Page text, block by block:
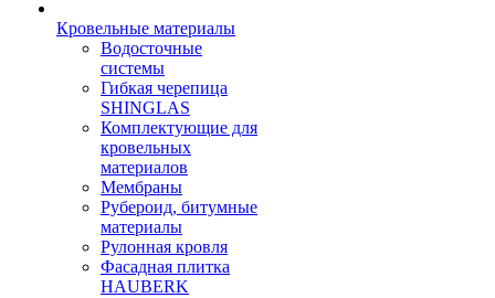
Кровельные материалы
Водосточные
системы
Гибкая черепица
SHINGLAS
Комплектующие для
кровельных
материалов
Мембраны
Рубероид, битумные
материалы
Рулонная кровля
Фасадная плитка
HAUBERK